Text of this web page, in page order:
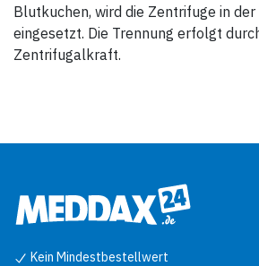
Blutkuchen, wird die Zentrifuge in
eingesetzt. Die Trennung erfolgt
Zentrifugalkraft.
Kein Mindestbestellwert